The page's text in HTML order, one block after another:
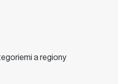
a regiony